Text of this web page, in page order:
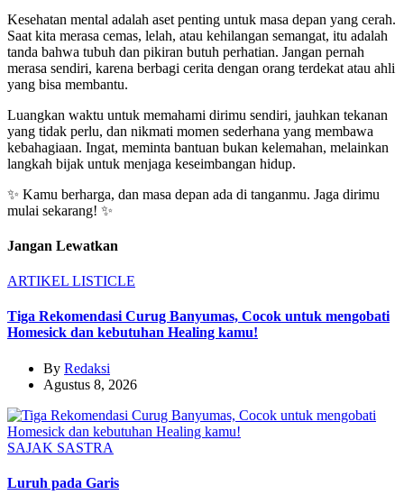
Kesehatan mental adalah aset penting untuk masa depan yang cerah.
Saat kita merasa cemas, lelah, atau kehilangan semangat, itu adalah
tanda bahwa tubuh dan pikiran butuh perhatian. Jangan pernah
merasa sendiri, karena berbagi cerita dengan orang terdekat atau ahli
yang bisa membantu.
Luangkan waktu untuk memahami dirimu sendiri, jauhkan tekanan
yang tidak perlu, dan nikmati momen sederhana yang membawa
kebahagiaan. Ingat, meminta bantuan bukan kelemahan, melainkan
langkah bijak untuk menjaga keseimbangan hidup.
✨ Kamu berharga, dan masa depan ada di tanganmu. Jaga dirimu
mulai sekarang! ✨
Jangan Lewatkan
ARTIKEL LISTICLE
Tiga Rekomendasi Curug Banyumas, Cocok untuk mengobati
Homesick dan kebutuhan Healing kamu!
By Redaksi
Agustus 8, 2026
SAJAK SASTRA
Luruh pada Garis